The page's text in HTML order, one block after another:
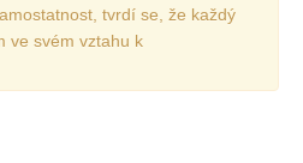
tvrdí se, že každý
ve svém vztahu k